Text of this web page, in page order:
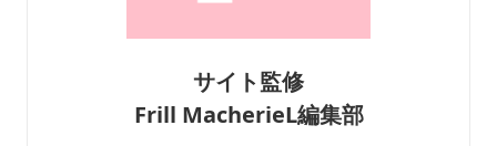
サイト監修
Frill MacherieL編集部